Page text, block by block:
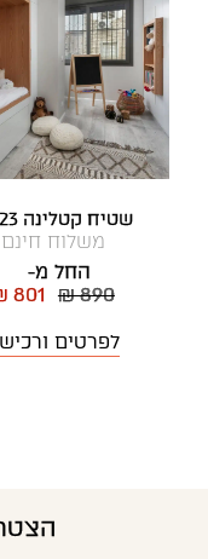
שטיח קטלינה CL-23
משלוח חינם
החל מ-
₪ 890
801
לפרטים